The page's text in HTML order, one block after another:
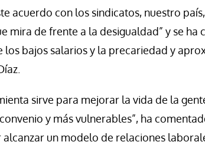
acuerdo con los sindicatos, nuestro
mira de frente a la desigualdad” y se ha
los bajos salarios y la precariedad y
sirve para mejorar la vida de la
y más vulnerables”, ha
un modelo de relaciones